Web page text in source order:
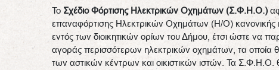
Το Σχέδιο Φόρτισης Ηλεκτρικών Οχημάτων (Σ.Φ.Η.Ο.)
επαναφόρτισης Ηλεκτρικών Οχημάτων (Η/Ο) κανονικής
εντός των διοικητικών ορίων του Δήμου, έτσι ώστε να
αγοράς περισσότερων ηλεκτρικών οχημάτων, τα οποία
των αστικών κέντρων και οικιστικών ιστών. Τα